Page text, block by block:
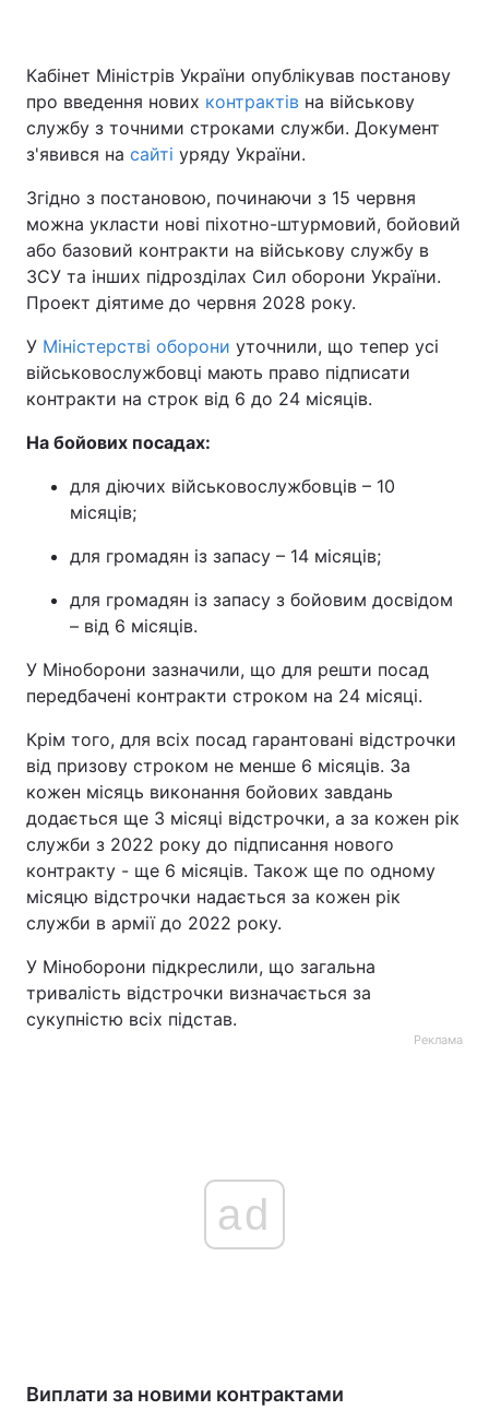
Кабінет Міністрів України опублікував постанову
про введення нових контрактів на військову
службу з точними строками служби. Документ
з'явився на сайті уряду України.
Згідно з постановою, починаючи з 15 червня
можна укласти нові піхотно-штурмовий, бойовий
або базовий контракти на військову службу в
ЗСУ та інших підрозділах Сил оборони України.
Проект діятиме до червня 2028 року.
У Міністерстві оборони уточнили, що тепер усі
військовослужбовці мають право підписати
контракти на строк від 6 до 24 місяців.
На бойових посадах:
для діючих військовослужбовців – 10
місяців;
для громадян із запасу – 14 місяців;
для громадян із запасу з бойовим досвідом
– від 6 місяців.
У Міноборони зазначили, що для решти посад
передбачені контракти строком на 24 місяці.
Крім того, для всіх посад гарантовані відстрочки
від призову строком не менше 6 місяців. За
кожен місяць виконання бойових завдань
додається ще 3 місяці відстрочки, а за кожен рік
служби з 2022 року до підписання нового
контракту - ще 6 місяців. Також ще по одному
місяцю відстрочки надається за кожен рік
служби в армії до 2022 року.
У Міноборони підкреслили, що загальна
тривалість відстрочки визначається за
сукупністю всіх підстав.
Реклама
ad
Виплати за новими контрактами